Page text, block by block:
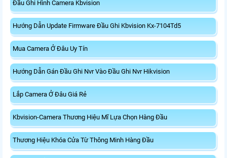
Đầu Ghi Hình Camera Kbvision
Hướng Dẫn Update Firmware Đầu Ghi Kbvision Kx-7104Td5
Mua Camera Ở Đâu Uy Tín
Hướng Dẫn Gán Đầu Ghi Nvr Vào Đầu Ghi Nvr Hikvision
Lắp Camera Ở Đâu Giá Rẻ
Kbvision-Camera Thương Hiệu Mĩ Lựa Chọn Hàng Đầu
Thương Hiệu Khóa Cửa Từ Thông Minh Hàng Đầu